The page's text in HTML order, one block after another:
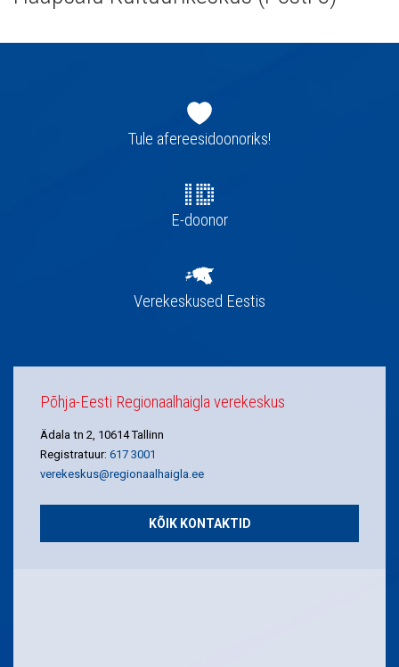
navigatsioonTule afereesidoonoriks!
E-doonor
Verekeskused Eestis
Põhja-Eesti Regionaalhaigla verekeskus
Ädala tn 2, 10614 Tallinn
Registratuur: 617 3001
verekeskus@regionaalhaigla.ee
KÕIK KONTAKTID